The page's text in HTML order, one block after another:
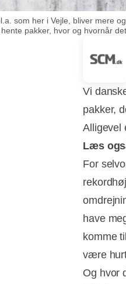
som her i Vejle, bliver mere
pakker, hvor og hvornår
Vi
pakker,
Alligevel
Læs
For
have
komme
være
Og hvor